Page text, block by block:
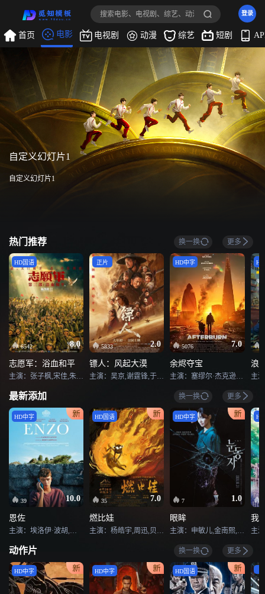
登录
首页 电影 电视剧 动漫 综艺 短剧
自定义幻灯片1
自定义幻灯片1
热门推荐 换一换 更多
6542 8.0
HD国语
志愿军：浴血和平
5833 2.0
正片
镖人：风起大漠
5076 7.0
HD中字
余烬夺宝 浪
最新添加 换一换 更多
39 10.0
HD中字
恩佐
35 7.0
HD国语
燃比娃
7 1.0
HD中字
眼眸
主
动作片 换一换 更多
HD中字 HD中字 HD国语